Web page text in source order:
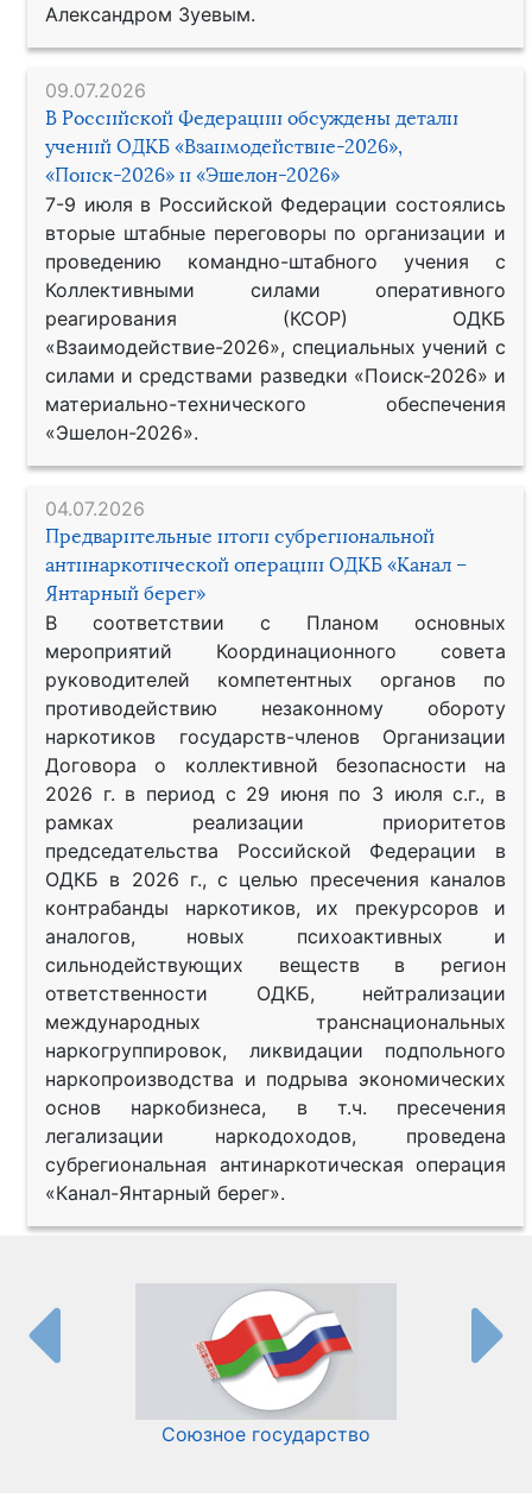
Александром Зуевым.
09.07.2026
В Российской Федерации обсуждены детали
учений ОДКБ «Взаимодействие-2026»,
«Поиск-2026» и «Эшелон-2026»
7-9 июля в Российской Федерации состоялись
вторые штабные переговоры по организации и
проведению командно-штабного учения с
Коллективными силами оперативного
реагирования (КСОР) ОДКБ
«Взаимодействие-2026», специальных учений с
силами и средствами разведки «Поиск-2026» и
материально-технического обеспечения
«Эшелон-2026».
04.07.2026
Предварительные итоги субрегиональной
антинаркотической операции ОДКБ «Канал –
Янтарный берег»
В соответствии с Планом основных
мероприятий Координационного совета
руководителей компетентных органов по
противодействию незаконному обороту
наркотиков государств-членов Организации
Договора о коллективной безопасности на
2026 г. в период с 29 июня по 3 июля с.г., в
рамках реализации приоритетов
председательства Российской Федерации в
ОДКБ в 2026 г., с целью пресечения каналов
контрабанды наркотиков, их прекурсоров и
аналогов, новых психоактивных и
сильнодействующих веществ в регион
ответственности ОДКБ, нейтрализации
международных транснациональных
наркогруппировок, ликвидации подпольного
наркопроизводства и подрыва экономических
основ наркобизнеса, в т.ч. пресечения
легализации наркодоходов, проведена
субрегиональная антинаркотическая операция
«Канал-Янтарный берег».
Союзное государство